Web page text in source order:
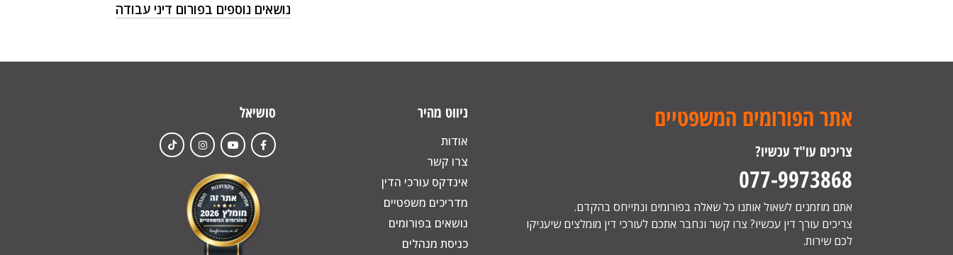
נושאים נוספים בפורום דיני עבודה
אתר הפורומים המשפטיים
צריכים עו"ד עכשיו?
077-9973868
אתם מוזמנים לשאול אותנו כל שאלה בפורומים ונתייחס בהקדם.
צריכים עורך דין עכשיו? צרו קשר ונחבר אתכם לעורכי דין מומלצים שיעניקו
לכם שירות.
ניווט מהיר
אודות
צרו קשר
אינדקס עורכי הדין
מדריכים משפטיים
נושאים בפורומים
כניסת מנהלים
סושיאל